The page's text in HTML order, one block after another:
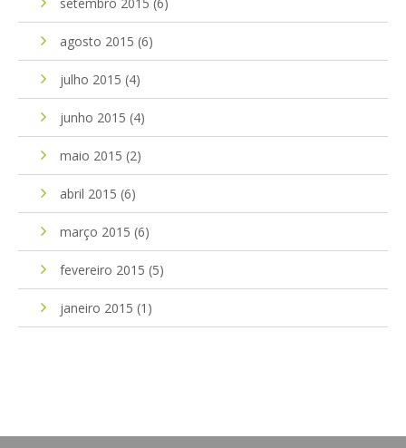
agosto 2015 (6)
julho 2015 (4)
junho 2015 (4)
maio 2015 (2)
abril 2015 (6)
março 2015 (6)
fevereiro 2015 (5)
janeiro 2015 (1)